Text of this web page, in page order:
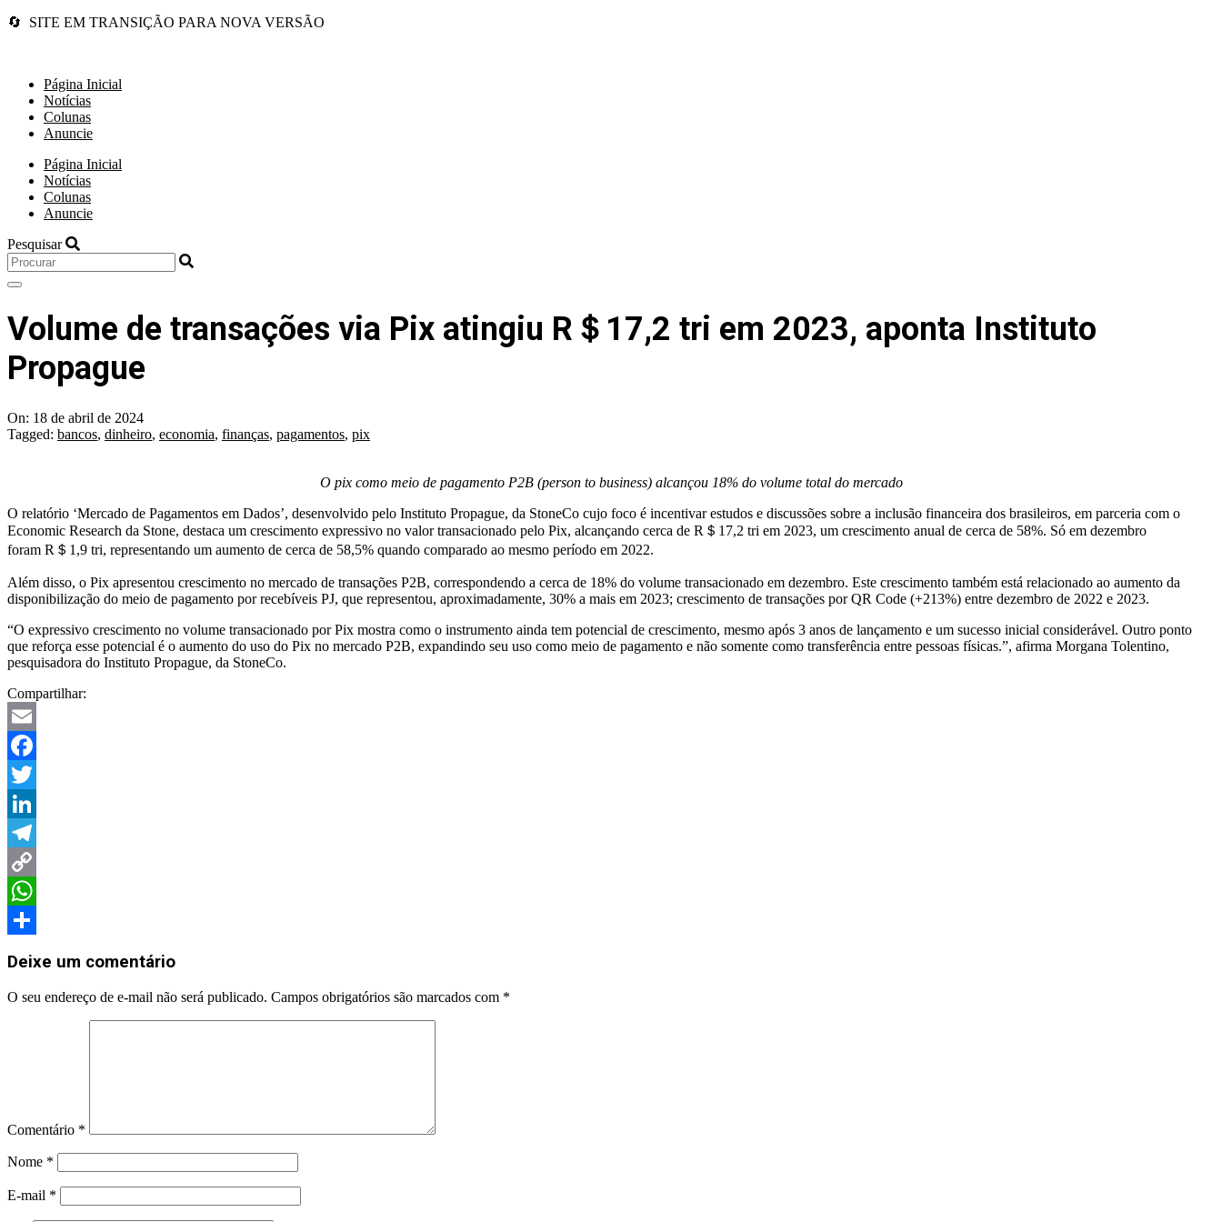
🔄 SITE EM TRANSIÇÃO PARA NOVA VERSÃO
Página Inicial
Notícias
Colunas
Anuncie
Página Inicial
Notícias
Colunas
Anuncie
Pesquisar
Volume de transações via Pix atingiu R＄17,2 tri em 2023, aponta Instituto
Propague
On: 18 de abril de 2024
Tagged: bancos, dinheiro, economia, finanças, pagamentos, pix
O pix como meio de pagamento P2B (person to business) alcançou 18% do volume total do mercado
O relatório ‘Mercado de Pagamentos em Dados’, desenvolvido pelo Instituto Propague, da StoneCo cujo foco é incentivar estudos e discussões sobre a inclusão financeira dos brasileiros, em parceria com o
Economic Research da Stone, destaca um crescimento expressivo no valor transacionado pelo Pix, alcançando cerca de R＄17,2 tri em 2023, um crescimento anual de cerca de 58%. Só em dezembro
foram R＄1,9 tri, representando um aumento de cerca de 58,5% quando comparado ao mesmo período em 2022.
Além disso, o Pix apresentou crescimento no mercado de transações P2B, correspondendo a cerca de 18% do volume transacionado em dezembro. Este crescimento também está relacionado ao aumento da
disponibilização do meio de pagamento por recebíveis PJ, que representou, aproximadamente, 30% a mais em 2023; crescimento de transações por QR Code (+213%) entre dezembro de 2022 e 2023.
“O expressivo crescimento no volume transacionado por Pix mostra como o instrumento ainda tem potencial de crescimento, mesmo após 3 anos de lançamento e um sucesso inicial considerável. Outro ponto
que reforça esse potencial é o aumento do uso do Pix no mercado P2B, expandindo seu uso como meio de pagamento e não somente como transferência entre pessoas físicas.”, afirma Morgana Tolentino,
pesquisadora do Instituto Propague, da StoneCo.
Compartilhar:
Email
Facebook
Twitter
LinkedIn
Telegram
Copy
Link
WhatsApp
04-
Deixe um comentário
O seu endereço de e-mail não será publicado. Campos obrigatórios são marcados com *
Comentário *
Nome *
E-mail *